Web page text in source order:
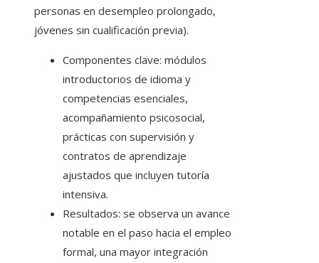
personas en desempleo prolongado,
jóvenes sin cualificación previa).
Componentes clave: módulos
introductorios de idioma y
competencias esenciales,
acompañamiento psicosocial,
prácticas con supervisión y
contratos de aprendizaje
ajustados que incluyen tutoría
intensiva.
Resultados: se observa un avance
notable en el paso hacia el empleo
formal, una mayor integración